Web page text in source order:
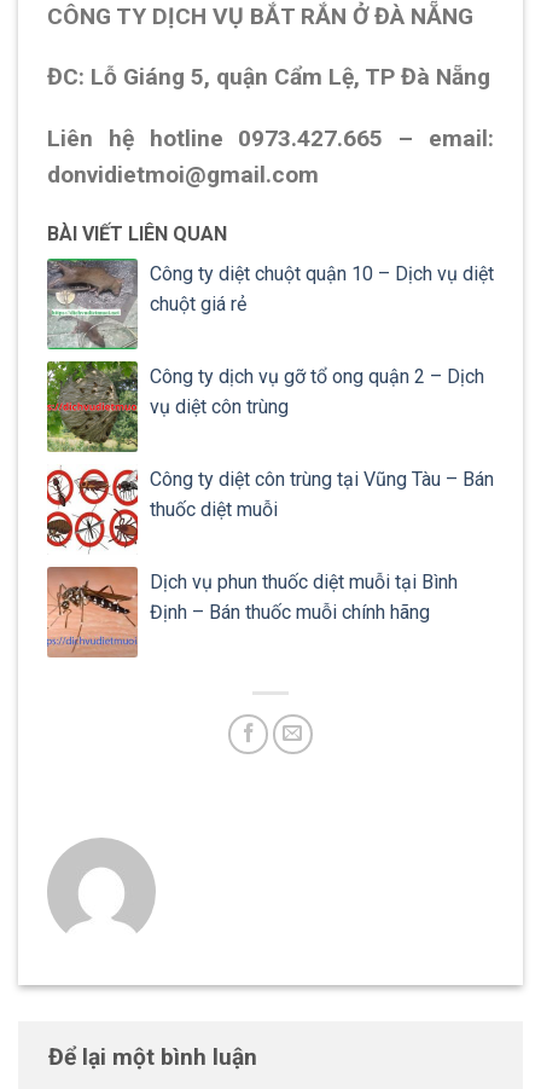
CÔNG TY DỊCH VỤ BẮT RẮN Ở ĐÀ NẴNG
ĐC: Lỗ Giáng 5, quận Cẩm Lệ, TP Đà Nẵng
Liên hệ hotline 0973.427.665 – email:
donvidietmoi@gmail.com
BÀI VIẾT LIÊN QUAN
Công ty diệt chuột quận 10 – Dịch vụ diệt
chuột giá rẻ
Công ty dịch vụ gỡ tổ ong quận 2 – Dịch
vụ diệt côn trùng
Công ty diệt côn trùng tại Vũng Tàu – Bán
thuốc diệt muỗi
Dịch vụ phun thuốc diệt muỗi tại Bình
Định – Bán thuốc muỗi chính hãng
Để lại một bình luận